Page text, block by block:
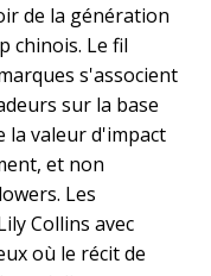
de la génération
chinois. Le fil
s'associent
sur la base
la valeur d'impact
et non
Les
Collins avec
où le récit de